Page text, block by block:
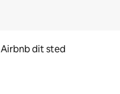
Airbnb dit sted